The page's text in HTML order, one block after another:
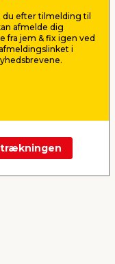
vægge,
overmales.
48,33
efter tilmelding til
afmelde dig
fra jem & fix igen ved
i